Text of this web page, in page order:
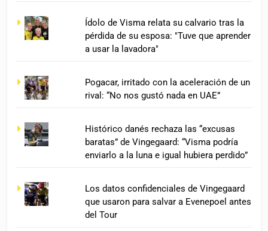
Ídolo de Visma relata su calvario tras la
pérdida de su esposa: "Tuve que aprender
a usar la lavadora"
Pogacar, irritado con la aceleración de un
rival: “No nos gustó nada en UAE”
Histórico danés rechaza las “excusas
baratas” de Vingegaard: “Visma podría
enviarlo a la luna e igual hubiera perdido”
Los datos confidenciales de Vingegaard
que usaron para salvar a Evenepoel antes
del Tour